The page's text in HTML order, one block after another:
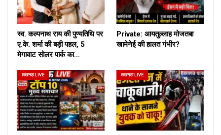
स्व. कल्पनाथ राय की पुण्यतिथि पर
ए.के. शर्मा की बड़ी पहल, 5
मेगावाट सोलर पार्क का…
Private: आयतुल्लाह मोजतबा
खामेनेई की हालत गंभीर?
लखनऊ LIVE लखनऊ LIVE